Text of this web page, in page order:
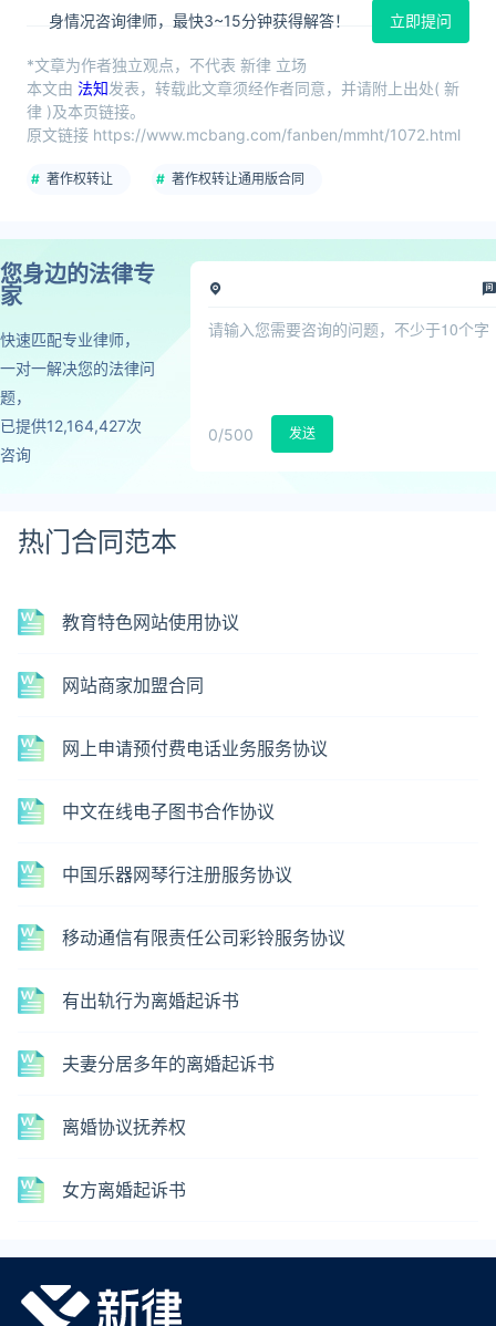
身情况咨询律师，最快3~15分钟获得解答！ 立即提问
*文章为作者独立观点，不代表 新律 立场
本文由 法知发表，转载此文章须经作者同意，并请附上出处( 新
律 )及本页链接。
原文链接 https://www.mcbang.com/fanben/mmht/1072.html
著作权转让 著作权转让通用版合同
您身边的法律专
家
快速匹配专业律师，
一对一解决您的法律问
题，
已提供12,164,427次
咨询
0/500 发送
热门合同范本
教育特色网站使用协议
网站商家加盟合同
网上申请预付费电话业务服务协议
中文在线电子图书合作协议
中国乐器网琴行注册服务协议
移动通信有限责任公司彩铃服务协议
有出轨行为离婚起诉书
夫妻分居多年的离婚起诉书
离婚协议抚养权
女方离婚起诉书